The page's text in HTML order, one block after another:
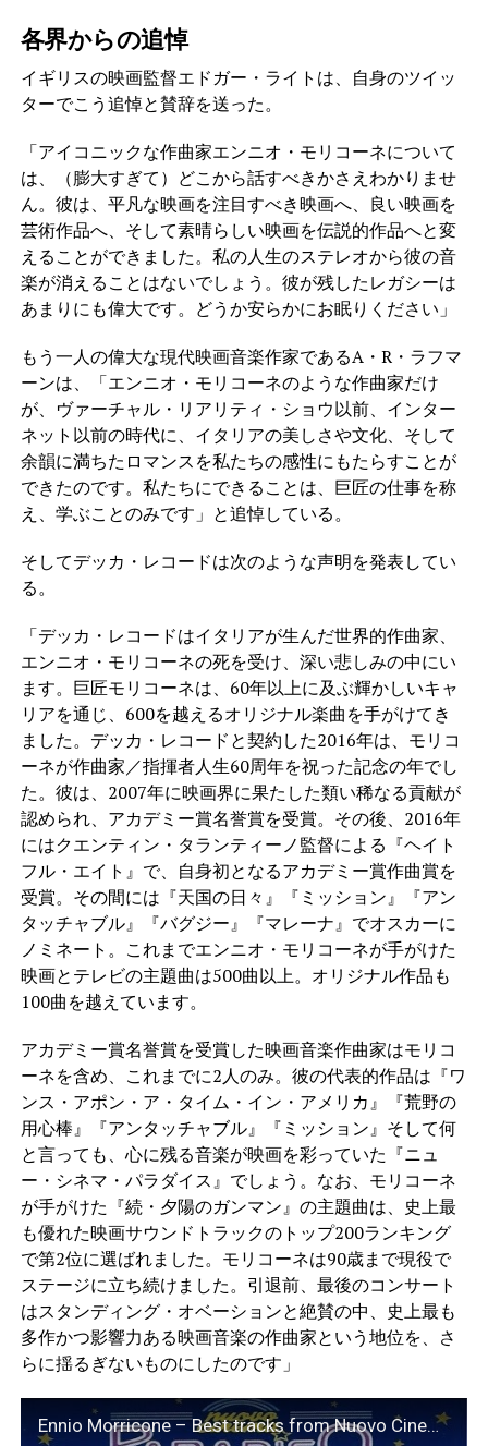
各界からの追悼
イギリスの映画監督エドガー・ライトは、自身のツイッ
ターでこう追悼と賛辞を送った。
「アイコニックな作曲家エンニオ・モリコーネについて
は、（膨大すぎて）どこから話すべきかさえわかりませ
ん。彼は、平凡な映画を注目すべき映画へ、良い映画を
芸術作品へ、そして素晴らしい映画を伝説的作品へと変
えることができました。私の人生のステレオから彼の音
楽が消えることはないでしょう。彼が残したレガシーは
あまりにも偉大です。どうか安らかにお眠りください」
もう一人の偉大な現代映画音楽作家であるA・R・ラフマ
ーンは、「エンニオ・モリコーネのような作曲家だけ
が、ヴァーチャル・リアリティ・ショウ以前、インター
ネット以前の時代に、イタリアの美しさや文化、そして
余韻に満ちたロマンスを私たちの感性にもたらすことが
できたのです。私たちにできることは、巨匠の仕事を称
え、学ぶことのみです」と追悼している。
そしてデッカ・レコードは次のような声明を発表してい
る。
「デッカ・レコードはイタリアが生んだ世界的作曲家、
エンニオ・モリコーネの死を受け、深い悲しみの中にい
ます。巨匠モリコーネは、60年以上に及ぶ輝かしいキャ
リアを通じ、600を越えるオリジナル楽曲を手がけてき
ました。デッカ・レコードと契約した2016年は、モリコ
ーネが作曲家／指揮者人生60周年を祝った記念の年でし
た。彼は、2007年に映画界に果たした類い稀なる貢献が
認められ、アカデミー賞名誉賞を受賞。その後、2016年
にはクエンティン・タランティーノ監督による『ヘイト
フル・エイト』で、自身初となるアカデミー賞作曲賞を
受賞。その間には『天国の日々』『ミッション』『アン
タッチャブル』『バグジー』『マレーナ』でオスカーに
ノミネート。これまでエンニオ・モリコーネが手がけた
映画とテレビの主題曲は500曲以上。オリジナル作品も
100曲を越えています。
アカデミー賞名誉賞を受賞した映画音楽作曲家はモリコ
ーネを含め、これまでに2人のみ。彼の代表的作品は『ワ
ンス・アポン・ア・タイム・イン・アメリカ』『荒野の
用心棒』『アンタッチャブル』『ミッション』そして何
と言っても、心に残る音楽が映画を彩っていた『ニュ
ー・シネマ・パラダイス』でしょう。なお、モリコーネ
が手がけた『続・夕陽のガンマン』の主題曲は、史上最
も優れた映画サウンドトラックのトップ200ランキング
で第2位に選ばれました。モリコーネは90歳まで現役で
ステージに立ち続けました。引退前、最後のコンサート
はスタンディング・オベーションと絶賛の中、史上最も
多作かつ影響力ある映画音楽の作曲家という地位を、さ
らに揺るぎないものにしたのです」
Ennio Morricone – Best tracks from Nuovo Cinema Paradiso Soundtrack